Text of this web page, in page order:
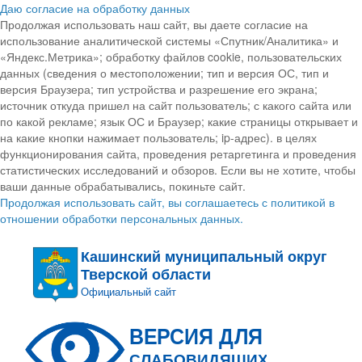
Даю согласие на обработку данных
Продолжая использовать наш сайт, вы даете согласие на
использование аналитической системы «Спутник/Аналитика» и
«Яндекс.Метрика»; обработку файлов cookie, пользовательских
данных (сведения о местоположении; тип и версия ОС, тип и
версия Браузера; тип устройства и разрешение его экрана;
источник откуда пришел на сайт пользователь; с какого сайта или
по какой рекламе; язык ОС и Браузер; какие страницы открывает и
на какие кнопки нажимает пользователь; ip-адрес). в целях
функционирования сайта, проведения ретаргетинга и проведения
статистических исследований и обзоров. Если вы не хотите, чтобы
ваши данные обрабатывались, покиньте сайт.
Продолжая использовать сайт, вы соглашаетесь с политикой в
отношении обработки персональных данных.